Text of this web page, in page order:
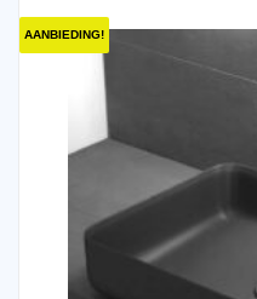
AANBIEDING!